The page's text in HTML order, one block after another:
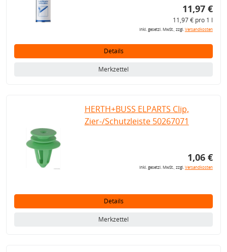
11,97 €
11,97 € pro 1 l
inkl. gesetzl. MwSt., zzgl.Versandkosten
Details
Merkzettel
HERTH+BUSS ELPARTS Clip,
Zier-/Schutzleiste 50267071
1,06 €
inkl. gesetzl. MwSt., zzgl.Versandkosten
Details
Merkzettel